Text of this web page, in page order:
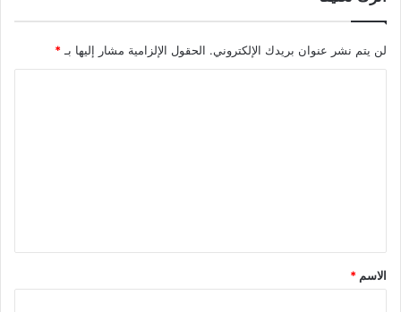
لن يتم نشر عنوان بريدك الإلكتروني. الحقول الإلزامية مشار إليها بـ *
*
الاسم *